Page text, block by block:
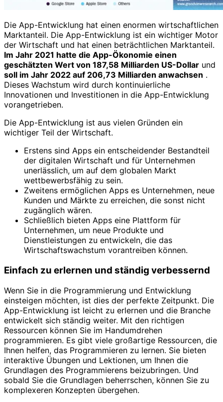
Die App-Entwicklung hat einen enormen wirtschaftlichen
Marktanteil. Die App-Entwicklung ist ein wichtiger Motor
der Wirtschaft und hat einen beträchtlichen Marktanteil.
Im Jahr 2021 hatte die App-Ökonomie einen
geschätzten Wert von 187,58 Milliarden US-Dollar und
soll im Jahr 2022 auf 206,73 Milliarden anwachsen .
Dieses Wachstum wird durch kontinuierliche
Innovationen und Investitionen in die App-Entwicklung
vorangetrieben.
Die App-Entwicklung ist aus vielen Gründen ein
wichtiger Teil der Wirtschaft.
Erstens sind Apps ein entscheidender Bestandteil
der digitalen Wirtschaft und für Unternehmen
unerlässlich, um auf dem globalen Markt
wettbewerbsfähig zu sein.
Zweitens ermöglichen Apps es Unternehmen, neue
Kunden und Märkte zu erreichen, die sonst nicht
zugänglich wären.
Schließlich bieten Apps eine Plattform für
Unternehmen, um neue Produkte und
Dienstleistungen zu entwickeln, die das
Wirtschaftswachstum vorantreiben können.
Einfach zu erlernen und ständig verbessernd
Wenn Sie in die Programmierung und Entwicklung
einsteigen möchten, ist dies der perfekte Zeitpunkt. Die
App-Entwicklung ist leicht zu erlernen und die Branche
entwickelt sich ständig weiter. Mit den richtigen
Ressourcen können Sie im Handumdrehen
programmieren. Es gibt viele großartige Ressourcen, die
Ihnen helfen, das Programmieren zu lernen. Sie bieten
interaktive Übungen und Lektionen, um Ihnen die
Grundlagen des Programmierens beizubringen. Und
sobald Sie die Grundlagen beherrschen, können Sie zu
komplexeren Konzepten übergehen.